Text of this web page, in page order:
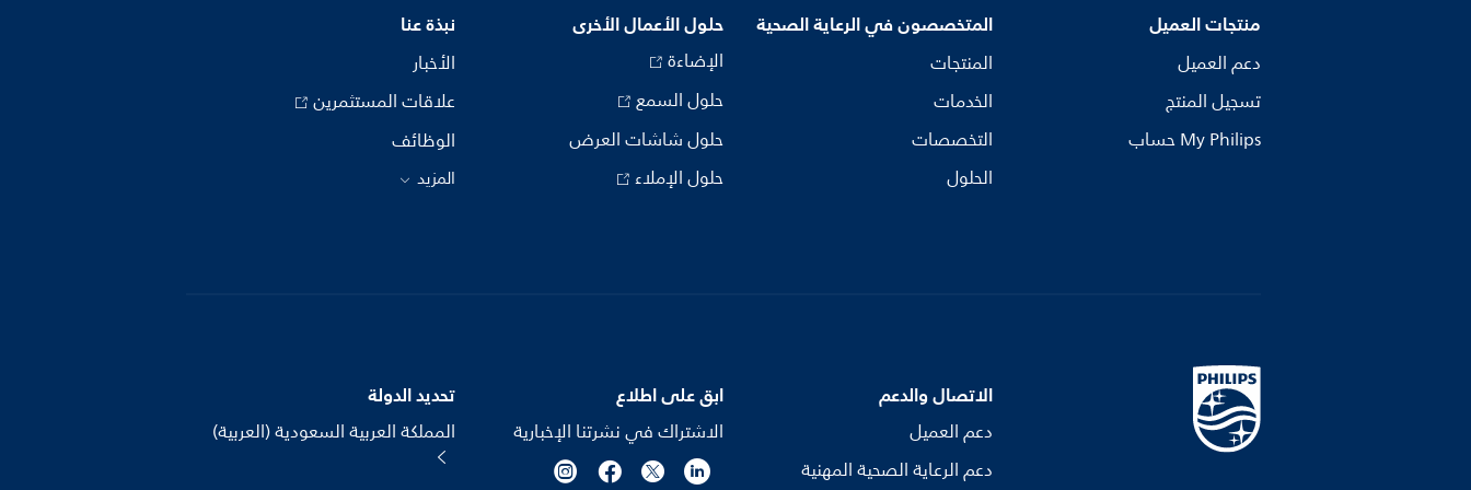
منتجات العميل
دعم العميل
تسجيل المنتج
My Philips حساب
المتخصصون في الرعاية الصحية
المنتجات
الخدمات
التخصصات
الحلول
حلول الأعمال الأخرى
الإضاءة
حلول السمع
حلول شاشات العرض
حلول الإملاء
نبذة عنا
الأخبار
علاقات المستثمرين
الوظائف
المزيد
الاتصال والدعم
دعم العميل
دعم الرعاية الصحية المهنية
ابق على اطلاع
الاشتراك في نشرتنا الإخبارية
تحديد الدولة
المملكة العربية السعودية (العربية)